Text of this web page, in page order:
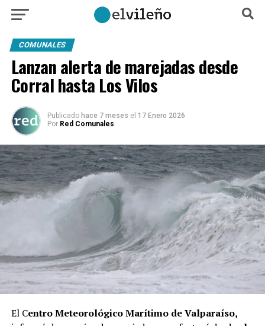
COMUNALES
Lanzan alerta de marejadas desde
Corral hasta Los Vilos
Publicado hace 7 meses el 17 Enero 2026
Por Red Comunales
El Centro Meteorológico Marítimo de Valparaíso,